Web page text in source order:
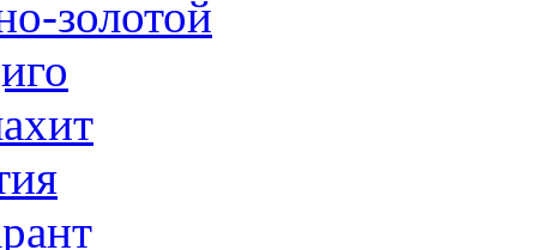
золотой